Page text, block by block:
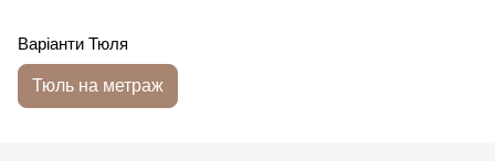
Варіанти Тюля
Тюль на метраж